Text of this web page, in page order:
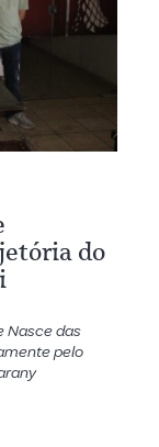
do
Nasce das
pelo